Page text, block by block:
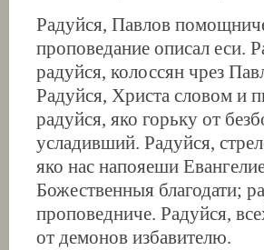
Радуйся, Павлов
проповедание описал еси.
радуйся, колоссян чрез
Радуйся, Христа словом и
радуйся, яко горьку от
усладивший. Радуйся,
яко нас напояеши
Божественныя благодати;
проповедниче. Радуйся,
от демонов избавителю.